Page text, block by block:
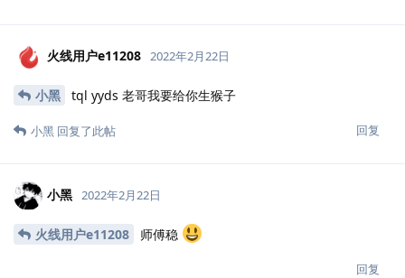
火线用户e11208 2022年2月22日
小黑 tql yyds 老哥我要给你生猴子
回复
小黑 回复了此帖
小黑 2022年2月22日
火线用户e11208 师傅稳
回复